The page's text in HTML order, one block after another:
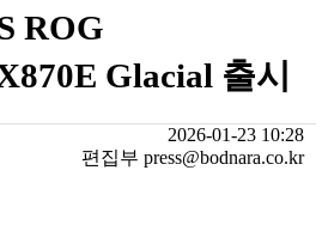
ROG
Glacial 출시
2026-01-23 10:28
편집부 press@bodnara.co.kr